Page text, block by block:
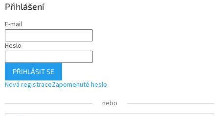
Přihlášení
E-mail
Heslo
PŘIHLÁSIT SE
Nová registraceZapomenuté heslo
nebo